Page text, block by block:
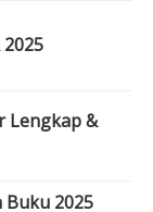
Lengkap &
Buku 2025